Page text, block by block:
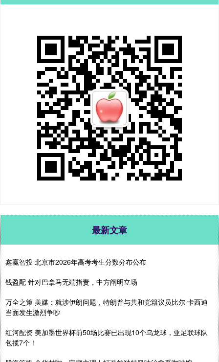
最新文章
鑫赢智投 北京市2026年高考考生分数分布公布
钱盈配 针对巴拿马无端指责，中方阐明立场
万全之策 美媒：就涉伊朗问题，特朗普与共和党籍议员比尔·卡西迪
当面发生激烈争吵
红河配资 美加墨世界杯前50场比赛已出现10个乌龙球，亚足联球队
包揽7个！